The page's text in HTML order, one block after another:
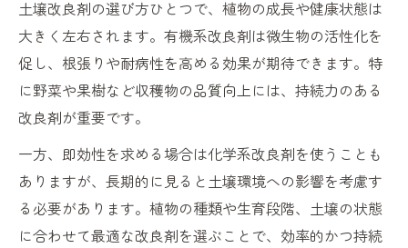
土壌改良剤の選び方ひとつで、植物の成長や健康状態は
大きく左右されます。有機系改良剤は微生物の活性化を
促し、根張りや耐病性を高める効果が期待できます。特
に野菜や果樹など収穫物の品質向上には、持続力のある
改良剤が重要です。
一方、即効性を求める場合は化学系改良剤を使うことも
ありますが、長期的に見ると土壌環境への影響を考慮す
る必要があります。植物の種類や生育段階、土壌の状態
に合わせて最適な改良剤を選ぶことで、効率的かつ持続